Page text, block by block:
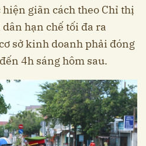
giãn cách theo Chỉ thị
hạn chế tối đa ra
sở kinh doanh phải đóng
4h sáng hôm sau.